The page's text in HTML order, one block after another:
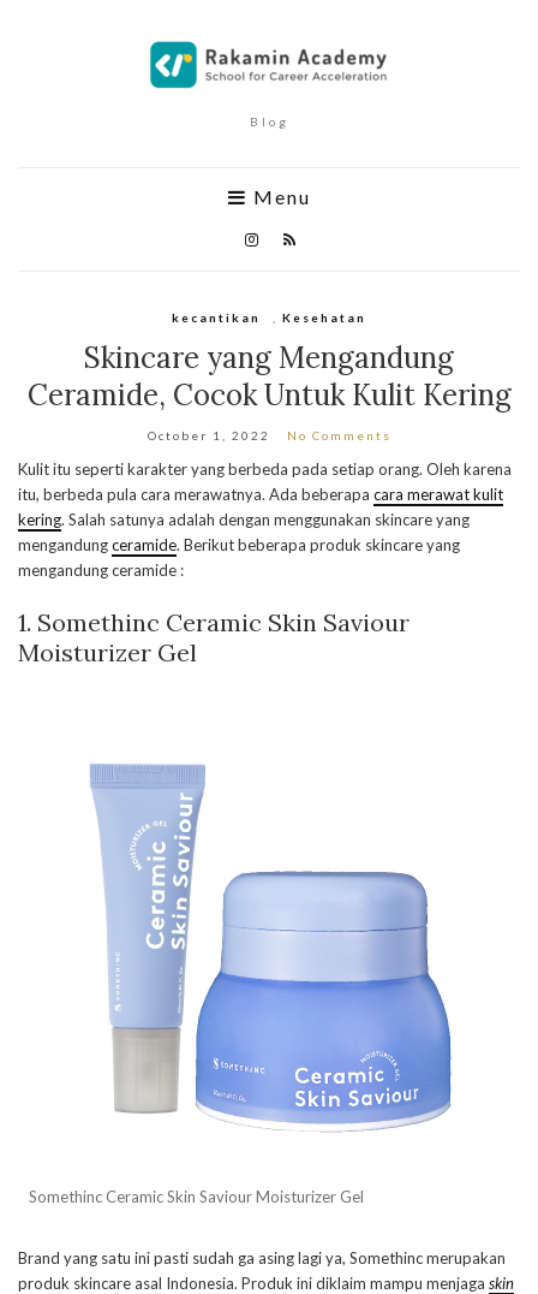
Blog
Menu
kecantikan Kesehatan
Skincare yang Mengandung
Ceramide, Cocok Untuk Kulit Kering
October 1, 2022 No Comments
Kulit itu seperti karakter yang berbeda pada setiap orang. Oleh karena
itu, berbeda pula cara merawatnya. Ada beberapa cara merawat kulit
kering. Salah satunya adalah dengan menggunakan skincare yang
mengandungceramide. Berikut beberapa produk skincare yang
mengandung ceramide :
1. Somethinc Ceramic Skin Saviour
Moisturizer Gel
Somethinc Ceramic Skin Saviour Moisturizer Gel
Brand yang satu ini pasti sudah ga asing lagi ya, Somethinc merupakan
produk skincare asal Indonesia. Produk ini diklaim mampu menjaga skin